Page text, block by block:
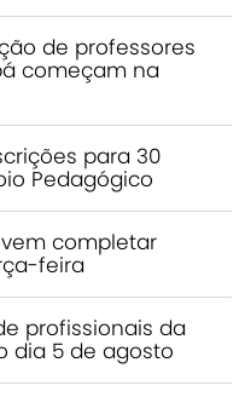
de professores
começam na
para 30
Pedagógico
completar
feira
profissionais da
dia 5 de agosto